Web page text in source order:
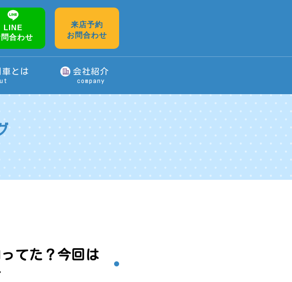
LINE
合わせ
来店予約
お問合わせ
とは 会社紹介
company
てた？ 今回は